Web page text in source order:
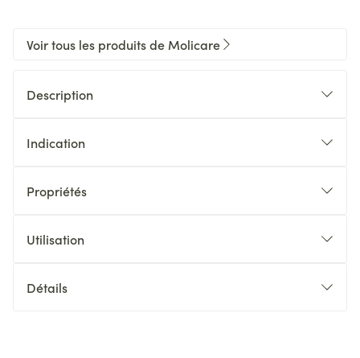
Voir tous les produits de Molicare
Description
Indication
Propriétés
Utilisation
Détails